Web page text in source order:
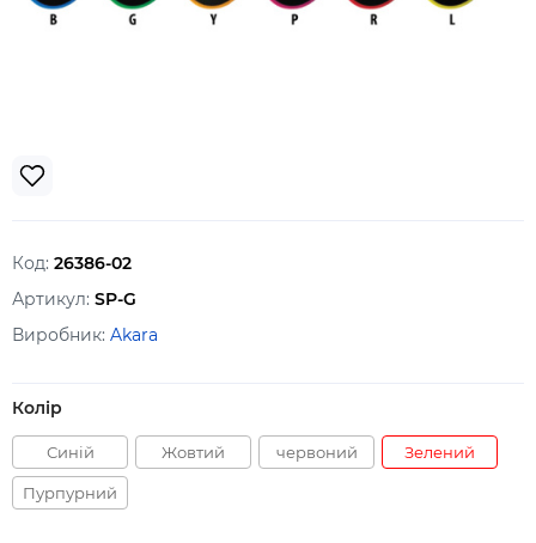
Код: 26386-02
Артикул: SP-G
Виробник: Akara
Колір
Синій Жовтий червоний Зелений
Пурпурний